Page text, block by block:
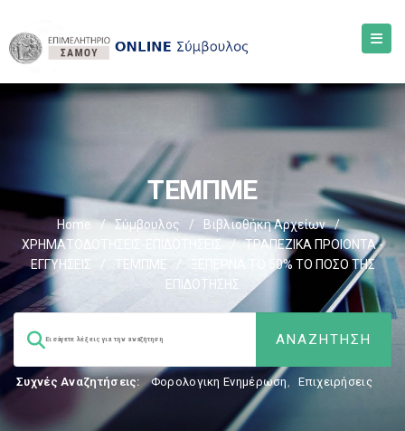
ΤΕΜΠΜΕ
Home / Σύμβουλος / Βιβλιοθήκη Αρχείων
/
ΧΡΗΜΑΤΟΔΟΤΗΣΕΙΣ-ΕΠΙΔΟΤΗΣΕΙΣ
/
ΤΡΑΠΕΖΙΚΑ ΠΡΟΙΟΝΤΑ -
ΕΓΓΥΗΣΕΙΣ
/ ΤΕΜΠΜΕ /
ΞΕΠΕΡΝΑ ΤΟ 50% ΤΟ ΠΟΣΟ ΤΗΣ
ΕΠΙΔΟΤΗΣΗΣ
Συχνές Αναζητήσεις: Φορολογικη Ενημέρωση, Επιχειρήσεις